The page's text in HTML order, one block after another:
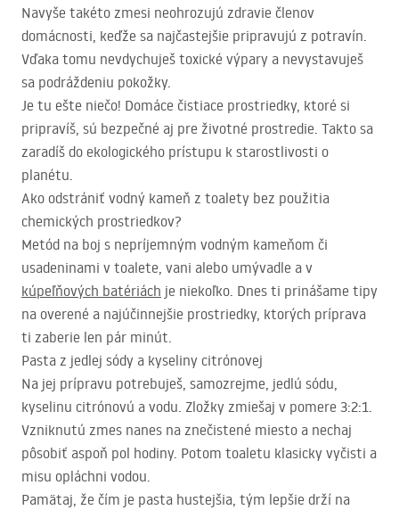
Navyše takéto zmesi neohrozujú zdravie členov
domácnosti, keďže sa najčastejšie pripravujú z potravín.
Vďaka tomu nevdychuješ toxické výpary a nevystavuješ
sa podráždeniu pokožky.
Je tu ešte niečo! Domáce čistiace prostriedky, ktoré si
pripravíš, sú bezpečné aj pre životné prostredie. Takto sa
zaradíš do ekologického prístupu k starostlivosti o
planétu.
Ako odstrániť vodný kameň z toalety bez použitia
chemických prostriedkov?
Metód na boj s nepríjemným vodným kameňom či
usadeninami v toalete, vani alebo umývadle a v
kúpeľňových batériách je niekoľko. Dnes ti prinášame tipy
na overené a najúčinnejšie prostriedky, ktorých príprava
ti zaberie len pár minút.
Pasta z jedlej sódy a kyseliny citrónovej
Na jej prípravu potrebuješ, samozrejme, jedlú sódu,
kyselinu citrónovú a vodu. Zložky zmiešaj v pomere 3:2:1.
Vzniknutú zmes nanes na znečistené miesto a nechaj
pôsobiť aspoň pol hodiny. Potom toaletu klasicky vyčisti a
misu opláchni vodou.
Pamätaj, že čím je pasta hustejšia, tým lepšie drží na